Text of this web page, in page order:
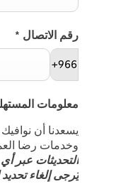
رقم الاتصال *
+966
معلومات
يسعدنا أن
وخدمات رضا
التحديثات عبر
يُرجى إلغاء